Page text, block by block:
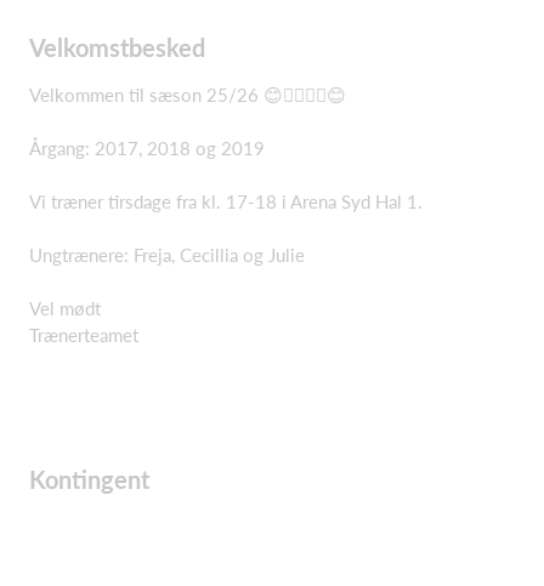
Velkomstbesked
Velkommen til sæson 25/26 😊🤾‍♂️🤾‍♀️😊
Årgang: 2017, 2018 og 2019
Vi træner tirsdage fra kl. 17-18 i Arena Syd Hal 1.
Ungtrænere: Freja, Cecillia og Julie
Vel mødt
Trænerteamet
Kontingent